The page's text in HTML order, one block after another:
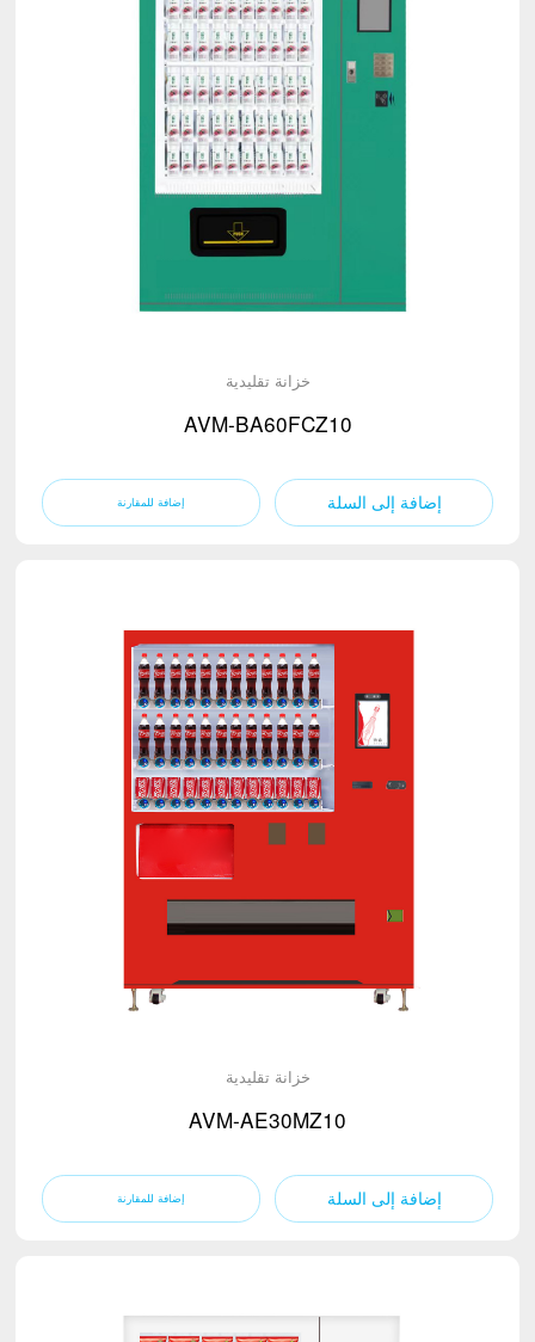
خزانة تقليدية
AVM-BA60FCZ10
إضافة إلى السلة
خزانة تقليدية
AVM-AE30MZ10
إضافة إلى السلة